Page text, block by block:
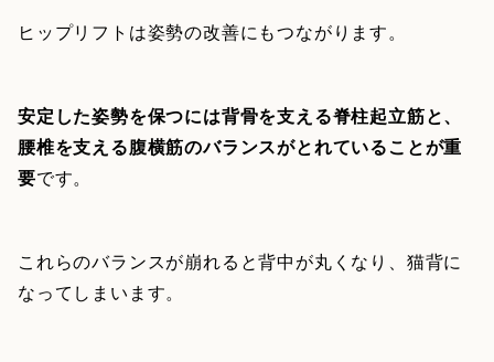
ヒップリフトは姿勢の改善にもつながります。
安定した姿勢を保つには背骨を支える脊柱起立筋と、
腰椎を支える腹横筋のバランスがとれていることが重
要です。
これらのバランスが崩れると背中が丸くなり、猫背に
なってしまいます。